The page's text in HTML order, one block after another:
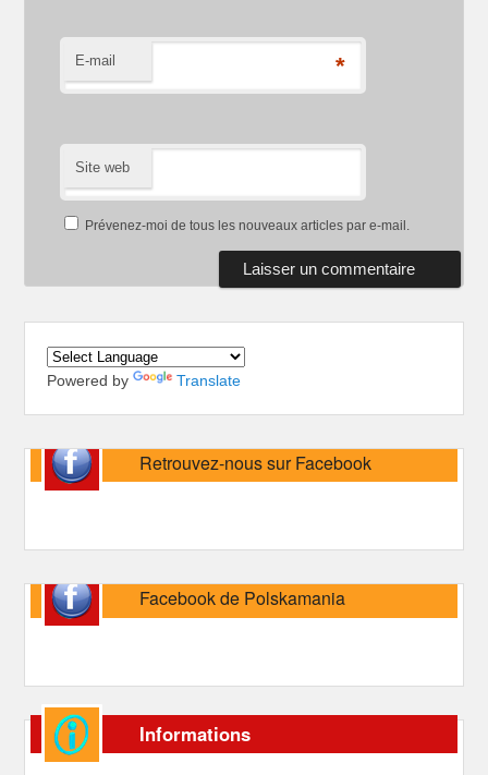
E-mail *
Site web
Prévenez-moi de tous les nouveaux articles par e-mail.
Powered by Translate
Retrouvez-nous sur Facebook
Facebook de Polskamania
Informations